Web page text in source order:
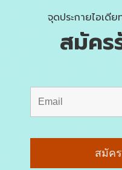
จุดประกายไอเดี
สมัคร